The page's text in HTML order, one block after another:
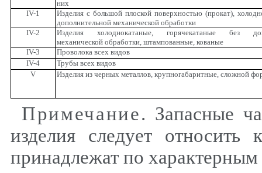
них
IV-1
Изделия с большой плоской поверхностью (прокат),
дополнительной механической обработки
IV-2
Изделия холоднокатаные, горячекатаные без
механической обработки, штампованные, кованые
IV-3
Проволока всех видов
IV-4
Трубы всех видов
V
Изделия из черных металлов, крупногабаритные, сложной
Примечание. Запасные
изделия следует
принадлежат по